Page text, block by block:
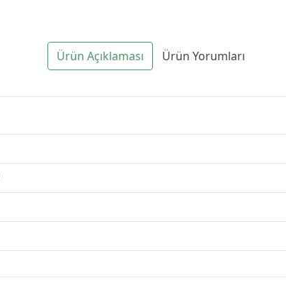
Ürün Açıklaması Ürün Yorumları